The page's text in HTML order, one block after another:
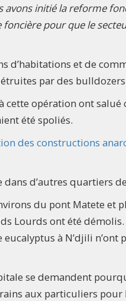
avons initié la reforme
foncière pour que le
d’habitations et de
par des
cette opération ont
été spoliés.
des constructions
dans d’autres quartiers
du pont Matete et
Lourds ont été
eucalyptus à N’djili
se demandent
aux particuliers